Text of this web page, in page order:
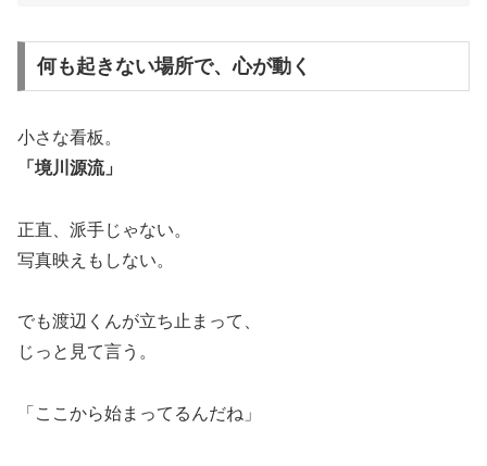
何も起きない場所で、心が動く
小さな看板。
「境川源流」
正直、派手じゃない。
写真映えもしない。
でも渡辺くんが立ち止まって、
じっと見て言う。
「ここから始まってるんだね」